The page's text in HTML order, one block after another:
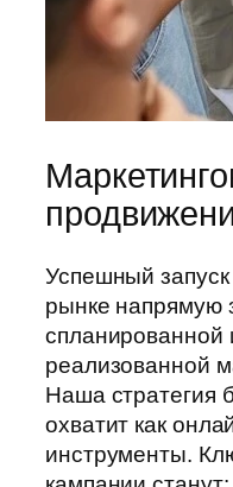
Успешный
рынке напрямую
спланированной
реализованной
Наша стратегия
охватит как
инструменты.